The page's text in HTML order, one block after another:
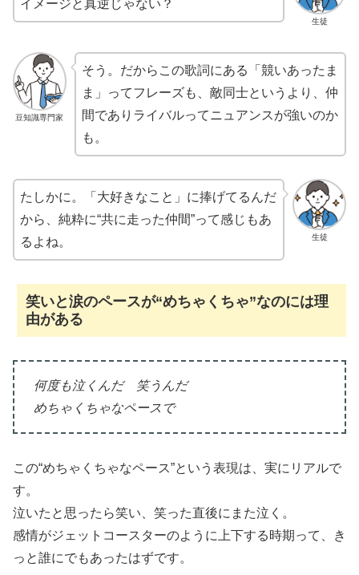
生徒
イメージと真逆じゃない？
豆知識専門家
そう。だからこの歌詞にある「競いあったま
ま」ってフレーズも、敵同士というより、仲
間でありライバルってニュアンスが強いのか
も。
生徒
たしかに。「大好きなこと」に捧げてるんだ
から、純粋に“共に走った仲間”って感じもあ
るよね。
笑いと涙のペースが“めちゃくちゃ”なのには理
由がある
何度も泣くんだ 笑うんだ
めちゃくちゃなペースで
この“めちゃくちゃなペース”という表現は、実にリアルで
す。
泣いたと思ったら笑い、笑った直後にまた泣く。
感情がジェットコースターのように上下する時期って、き
っと誰にでもあったはずです。